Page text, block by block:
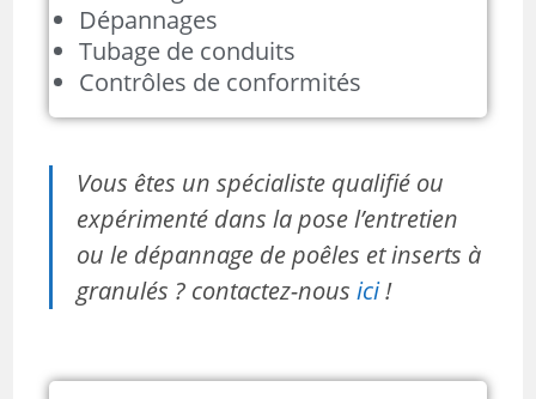
Dépannages
Tubage de conduits
Contrôles de conformités
Vous êtes un spécialiste qualifié ou
expérimenté dans la pose l’entretien
ou le dépannage de poêles et inserts à
granulés ? contactez-nousici!